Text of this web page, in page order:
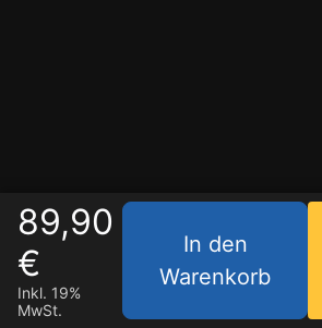
89,90
€
Inkl. 19%
MwSt.
In den
Warenkorb